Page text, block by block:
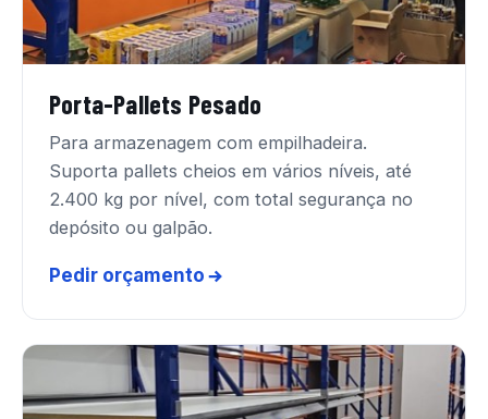
Porta-Pallets Pesado
Para armazenagem com empilhadeira.
Suporta pallets cheios em vários níveis, até
2.400 kg por nível, com total segurança no
depósito ou galpão.
Pedir orçamento